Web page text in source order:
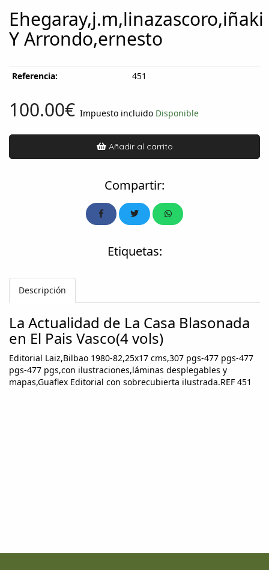
Ehegaray,j.m,linazascoro,iñaki
Y Arrondo,ernesto
Referencia: 451
100.00€ Impuesto incluido Disponible
Añadir al carrito
Compartir:
Etiquetas:
Descripción
La Actualidad de La Casa Blasonada
en El Pais Vasco(4 vols)
Editorial Laiz,Bilbao 1980-82,25x17 cms,307 pgs-477 pgs-477
pgs-477 pgs,con ilustraciones,láminas desplegables y
mapas,Guaflex Editorial con sobrecubierta ilustrada.REF 451